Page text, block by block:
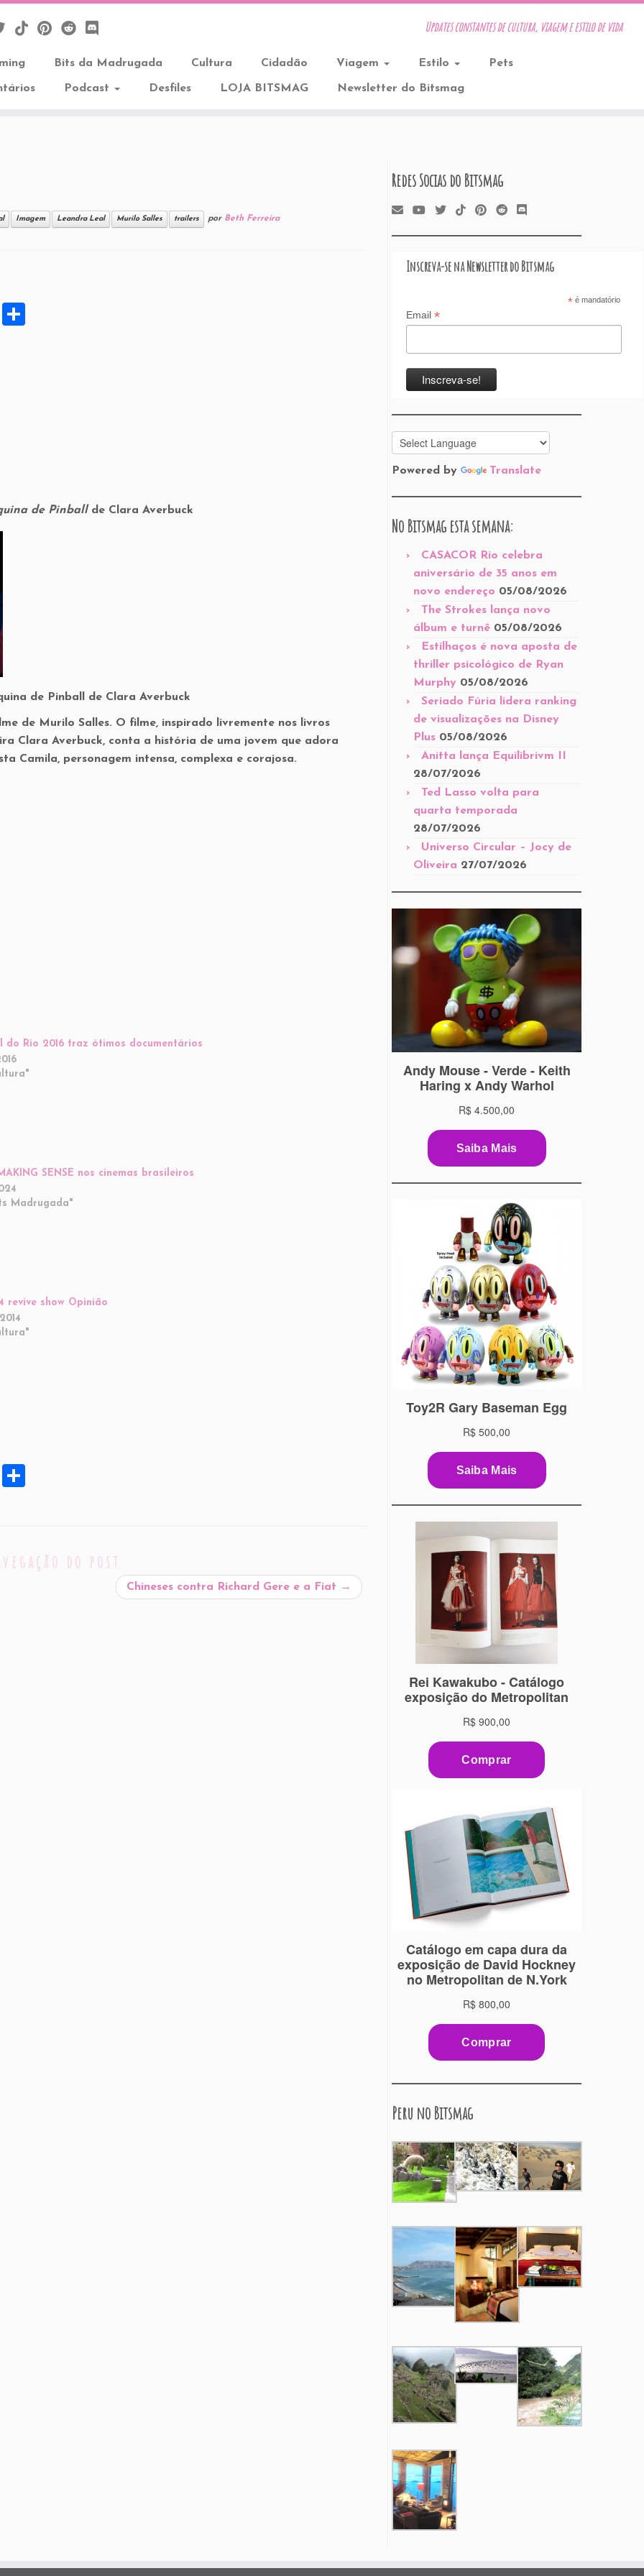
Updates constantes de cultura, viagem e estilo de vida
Bits da Madrugada Cultura Cidadão Viagem Estilo Pets
Podcast Desfiles LOJA BITSMAG Newsletter do Bitsmag
Imagem Leandra Leal Murilo Salles trailers por Beth Ferreira
X
de Pinball de Clara Averbuck
de Pinball de Clara Averbuck
de Murilo Salles. O filme, inspirado livremente nos livros
Clara Averbuck, conta a história de uma jovem que adora
Camila, personagem intensa, complexa e corajosa.
do Rio 2016 traz ótimos documentários
SENSE nos cinemas brasileiros
Madrugada"
revive show Opinião
X
do post
Chineses contra Richard Gere e a Fiat →
Redes Socias do Bitsmag
Inscreva-se na Newsletter do Bitsmag
*é mandatório
Email *
Powered by Translate
No Bitsmag esta semana:
CASACOR Rio celebra
aniversário de 35 anos em
novo endereço 05/08/2026
The Strokes lança novo
álbum e turnê 05/08/2026
Estilhaços é nova aposta de
thriller psicológico de Ryan
Murphy 05/08/2026
Seriado Fúria lidera ranking
de visualizações na Disney
Plus 05/08/2026
Anitta lança Equilibrivm II
28/07/2026
Ted Lasso volta para
quarta temporada
28/07/2026
Universo Circular – Jocy de
Oliveira 27/07/2026
Peru no Bitsmag